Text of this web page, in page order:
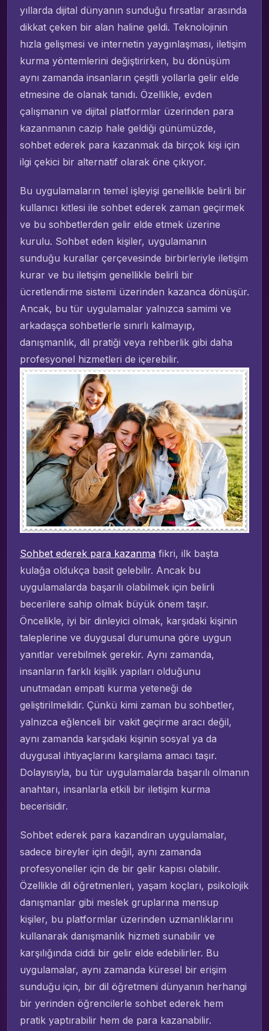
yıllarda dijital dünyanın sunduğu fırsatlar arasında
dikkat çeken bir alan haline geldi. Teknolojinin
hızla gelişmesi ve internetin yaygınlaşması, iletişim
kurma yöntemlerini değiştirirken, bu dönüşüm
aynı zamanda insanların çeşitli yollarla gelir elde
etmesine de olanak tanıdı. Özellikle, evden
çalışmanın ve dijital platformlar üzerinden para
kazanmanın cazip hale geldiği günümüzde,
sohbet ederek para kazanmak da birçok kişi için
ilgi çekici bir alternatif olarak öne çıkıyor.
Bu uygulamaların temel işleyişi genellikle belirli bir
kullanıcı kitlesi ile sohbet ederek zaman geçirmek
ve bu sohbetlerden gelir elde etmek üzerine
kurulu. Sohbet eden kişiler, uygulamanın
sunduğu kurallar çerçevesinde birbirleriyle iletişim
kurar ve bu iletişim genellikle belirli bir
ücretlendirme sistemi üzerinden kazanca dönüşür.
Ancak, bu tür uygulamalar yalnızca samimi ve
arkadaşça sohbetlerle sınırlı kalmayıp,
danışmanlık, dil pratiği veya rehberlik gibi daha
profesyonel hizmetleri de içerebilir.
Sohbet ederek para kazanma fikri, ilk başta
kulağa oldukça basit gelebilir. Ancak bu
uygulamalarda başarılı olabilmek için belirli
becerilere sahip olmak büyük önem taşır.
Öncelikle, iyi bir dinleyici olmak, karşıdaki kişinin
taleplerine ve duygusal durumuna göre uygun
yanıtlar verebilmek gerekir. Aynı zamanda,
insanların farklı kişilik yapıları olduğunu
unutmadan empati kurma yeteneği de
geliştirilmelidir. Çünkü kimi zaman bu sohbetler,
yalnızca eğlenceli bir vakit geçirme aracı değil,
aynı zamanda karşıdaki kişinin sosyal ya da
duygusal ihtiyaçlarını karşılama amacı taşır.
Dolayısıyla, bu tür uygulamalarda başarılı olmanın
anahtarı, insanlarla etkili bir iletişim kurma
becerisidir.
Sohbet ederek para kazandıran uygulamalar,
sadece bireyler için değil, aynı zamanda
profesyoneller için de bir gelir kapısı olabilir.
Özellikle dil öğretmenleri, yaşam koçları, psikolojik
danışmanlar gibi meslek gruplarına mensup
kişiler, bu platformlar üzerinden uzmanlıklarını
kullanarak danışmanlık hizmeti sunabilir ve
karşılığında ciddi bir gelir elde edebilirler. Bu
uygulamalar, aynı zamanda küresel bir erişim
sunduğu için, bir dil öğretmeni dünyanın herhangi
bir yerinden öğrencilerle sohbet ederek hem
pratik yaptırabilir hem de para kazanabilir.